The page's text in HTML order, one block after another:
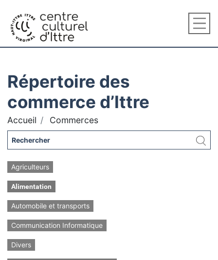
Répertoire des
commerce d’Ittre
Accueil Commerces
Agriculteurs
Alimentation
Automobile et transports
Communication Informatique
Divers